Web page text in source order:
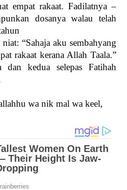
empat rakaat. Fadilatnya –
dosanya walau telah
“Sahaja aku sembahyang
rakaat kerana Allah Taala.”
dan kedua selepas Fatihah
wa nik mal wa keel,